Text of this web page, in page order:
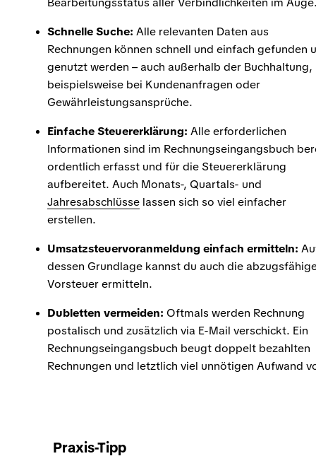
Schnelle Suche: Alle relevanten Daten aus
Rechnungen können schnell und einfach gefunden
genutzt werden – auch außerhalb der Buchhaltung,
beispielsweise bei Kundenanfragen oder
Gewährleistungsansprüche.
Einfache Steuererklärung: Alle erforderlichen
Informationen sind im Rechnungseingangsbuch
ordentlich erfasst und für die Steuererklärung
aufbereitet. Auch Monats-, Quartals- und
Jahresabschlüsse lassen sich so viel einfacher
erstellen.
Umsatzsteuervoranmeldung einfach ermitteln:
dessen Grundlage kannst du auch die
Vorsteuer ermitteln.
Dubletten vermeiden: Oftmals werden Rechnung
postalisch und zusätzlich via E-Mail verschickt. Ein
Rechnungseingangsbuch beugt doppelt bezahlten
Rechnungen und letztlich viel unnötigen Aufwand
Praxis-Tipp